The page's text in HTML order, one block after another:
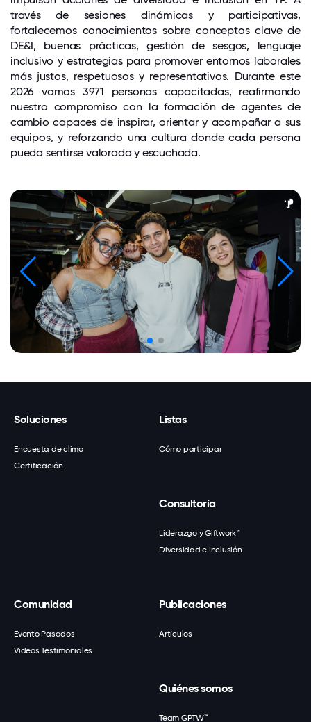
través de sesiones dinámicas y participativas,
fortalecemos conocimientos sobre conceptos clave de
DE&I, buenas prácticas, gestión de sesgos, lenguaje
inclusivo y estrategias para promover entornos laborales
más justos, respetuosos y representativos. Durante este
2026 vamos 3971 personas capacitadas, reafirmando
nuestro compromiso con la formación de agentes de
cambio capaces de inspirar, orientar y acompañar a sus
equipos, y reforzando una cultura donde cada persona
pueda sentirse valorada y escuchada.
Soluciones
Encuesta de clima
Certificación
Listas
Cómo participar
Consultoría
Liderazgo y Giftwork™
Diversidad e Inclusión
Comunidad
Evento Pasados
Videos Testimoniales
Publicaciones
Artículos
Quiénes somos
Team GPTW™